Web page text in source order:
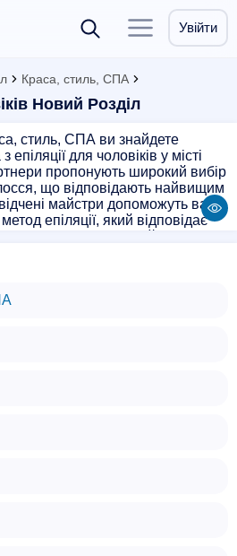
Увійти
Краса, стиль, СПА
Новий Розділ
стиль, СПА ви знайдете
для чоловіків у місті
пропонують широкий вибір
що відповідають найвищим
майстри допоможуть вам
епіляції, який відповідає
результат.
допоможе вам відчути себе
своїй власній шкірі.